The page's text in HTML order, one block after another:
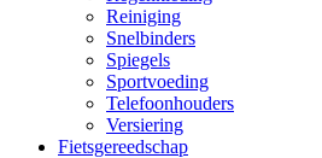
Reiniging
Snelbinders
Spiegels
Sportvoeding
Telefoonhouders
Versiering
Fietsgereedschap